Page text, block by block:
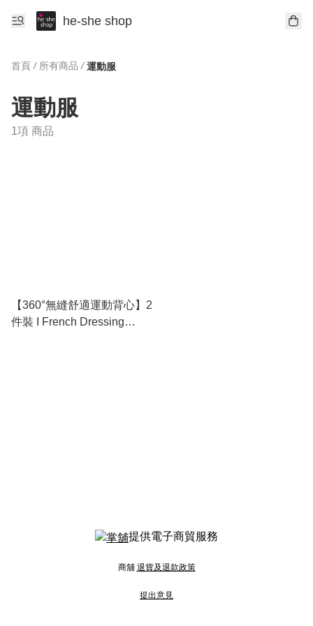
he-she shop
首頁 / 所有商品 / 運動服
運動服
1項 商品
【360°無縫舒適運動背心】2
件裝 I French Dressing
提供電子商貿服務
商舖 退貨及退款政策
提出意見